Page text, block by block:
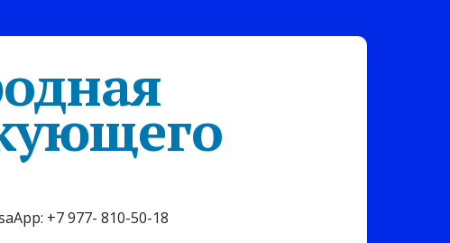
+7 977- 810-50-18